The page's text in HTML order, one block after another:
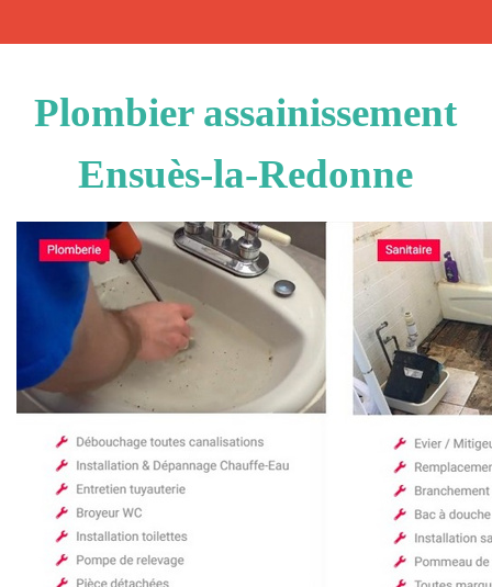
Plombier assainissement
Ensuès-la-Redonne